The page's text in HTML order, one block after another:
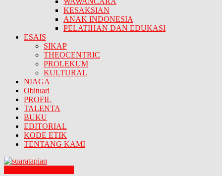
KESAKSIAN
ANAK INDONESIA
PELATIHAN DAN EDUKASI
ESAIS
SIKAP
THEOCENTRIC
PROLEKUM
KULTURAL
NIAGA
Obituari
PROFIL
TALENTA
BUKU
EDITORIAL
KODE ETIK
TENTANG KAMI